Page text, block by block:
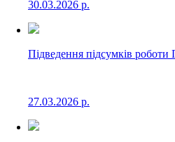
30.03.2026 р.
Підведення підсумків
27.03.2026 р.